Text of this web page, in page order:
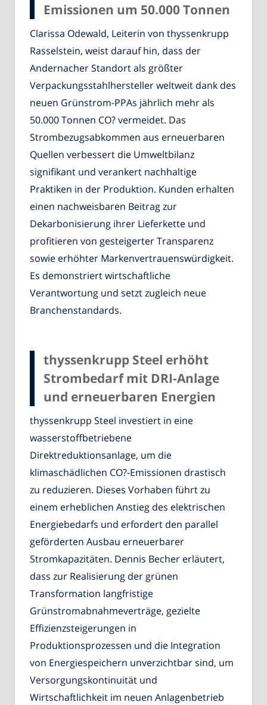
Emissionen um 50.000 Tonnen
Clarissa Odewald, Leiterin von thyssenkrupp
Rasselstein, weist darauf hin, dass der
Andernacher Standort als größter
Verpackungsstahlhersteller weltweit dank des
neuen Grünstrom-PPAs jährlich mehr als
50.000 Tonnen CO? vermeidet. Das
Strombezugsabkommen aus erneuerbaren
Quellen verbessert die Umweltbilanz
signifikant und verankert nachhaltige
Praktiken in der Produktion. Kunden erhalten
einen nachweisbaren Beitrag zur
Dekarbonisierung ihrer Lieferkette und
profitieren von gesteigerter Transparenz
sowie erhöhter Markenvertrauenswürdigkeit.
Es demonstriert wirtschaftliche
Verantwortung und setzt zugleich neue
Branchenstandards.
thyssenkrupp Steel erhöht
Strombedarf mit DRI-Anlage
und erneuerbaren Energien
thyssenkrupp Steel investiert in eine
wasserstoffbetriebene
Direktreduktionsanlage, um die
klimaschädlichen CO?-Emissionen drastisch
zu reduzieren. Dieses Vorhaben führt zu
einem erheblichen Anstieg des elektrischen
Energiebedarfs und erfordert den parallel
geförderten Ausbau erneuerbarer
Stromkapazitäten. Dennis Becher erläutert,
dass zur Realisierung der grünen
Transformation langfristige
Grünstromabnahmeverträge, gezielte
Effizienzsteigerungen in
Produktionsprozessen und die Integration
von Energiespeichern unverzichtbar sind, um
Versorgungskontinuität und
Wirtschaftlichkeit im neuen Anlagenbetrieb